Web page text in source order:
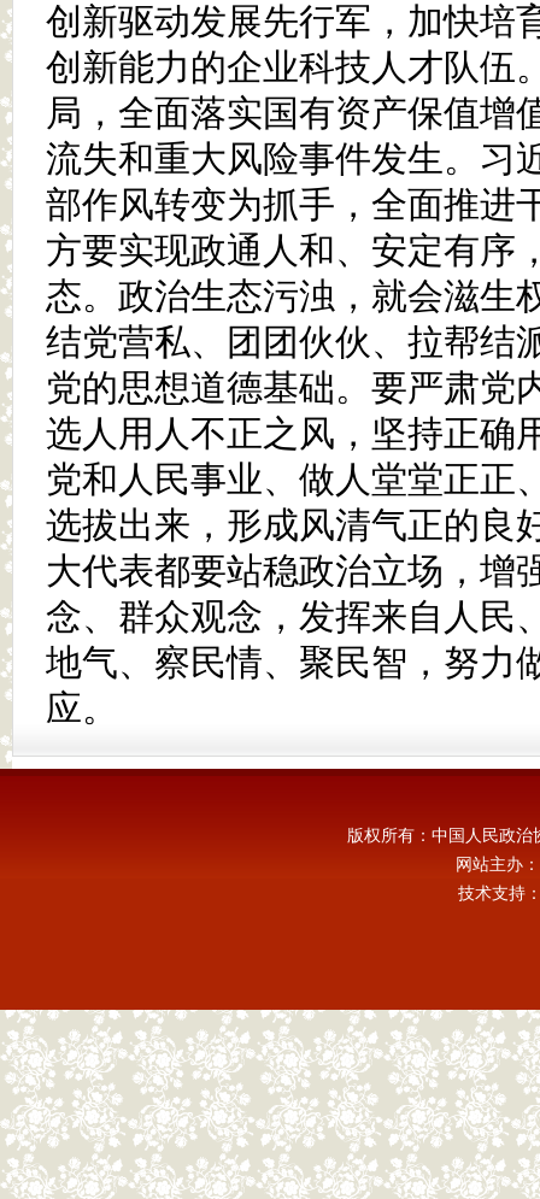
创新驱动发展先行军，加快培
创新能力的企业科技人才队伍
局，全面落实国有资产保值增
流失和重大风险事件发生。习
部作风转变为抓手，全面推进
方要实现政通人和、安定有序
态。政治生态污浊，就会滋生
结党营私、团团伙伙、拉帮结
党的思想道德基础。要严肃党
选人用人不正之风，坚持正确
党和人民事业、做人堂堂正正
选拔出来，形成风清气正的良
大代表都要站稳政治立场，增
念、群众观念，发挥来自人民
地气、察民情、聚民智，努力
应。
版权所有：中国人民政
网站主办
技术支持